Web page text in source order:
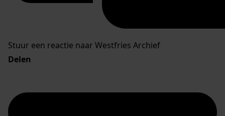
Stuur een reactie naar Westfries Archief
Delen